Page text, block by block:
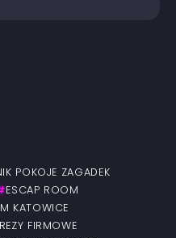
POKOJE ZAGADEK
ESCAP ROOM
KATOWICE
FIRMOWE